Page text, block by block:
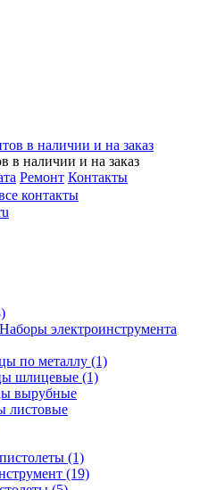
в наличии и на заказ
Ремонт Контакты
контакты
Наборы электроинструмента
по металлу (1)
шлицевые (1)
вырубные
листовые
(1)
(19)